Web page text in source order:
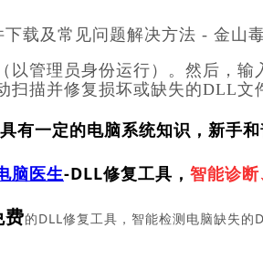
载及常见问题解决方法 - 金山
以管理员身份运行）。然后，输
扫描并修复损坏或缺失的DLL文
有一定的电脑系统知识，新手和
脑医生-DLL修复工具， 智能诊断
费的DLL修复工具，智能检测电脑缺失的